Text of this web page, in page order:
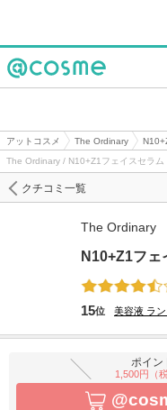
アットコスメ The Ordinary
The Ordinary / N10+Z1フェイスセラム
クチコミ一覧
The Ordinary
N10+Z1フェ
15位 美容液 ラ
ポイン
1,500円（